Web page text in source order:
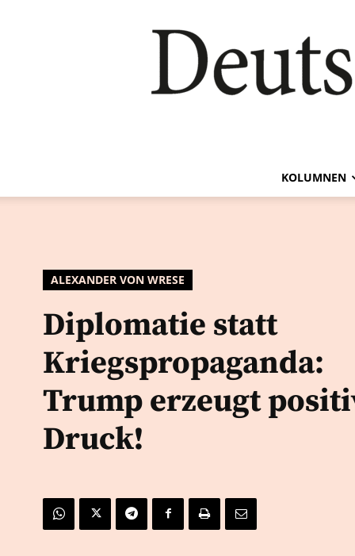
KOLUMNEN
ALEXANDER VON WRESE
Diplomatie statt
Kriegspropaganda:
Trump erzeugt
Druck!